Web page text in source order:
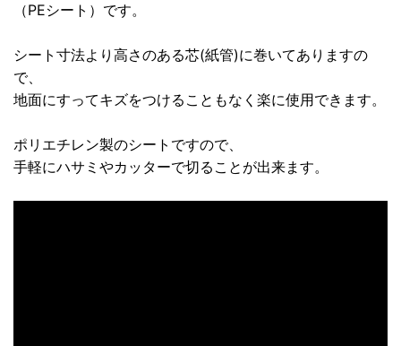
（PEシート）です。
シート寸法より高さのある芯(紙管)に巻いてありますの
で、
地面にすってキズをつけることもなく楽に使用できます。
ポリエチレン製のシートですので、
手軽にハサミやカッターで切ることが出来ます。